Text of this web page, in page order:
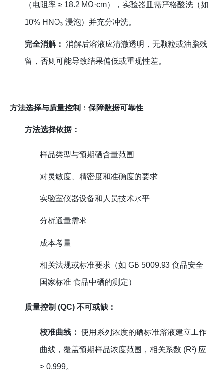
（电阻率 ≥ 18.2 MΩ·cm），实验器皿需严格酸洗（如
10% HNO₃ 浸泡）并充分冲洗。
完全消解： 消解后溶液应清澈透明，无颗粒或油脂残
留，否则可能导致结果偏低或重现性差。
方法选择与质量控制：保障数据可靠性
方法选择依据：
样品类型与预期硒含量范围
对灵敏度、精密度和准确度的要求
实验室仪器设备和人员技术水平
分析通量需求
成本考量
相关法规或标准要求（如 GB 5009.93 食品安全
国家标准 食品中硒的测定）
质量控制 (QC) 不可或缺：
校准曲线： 使用系列浓度的硒标准溶液建立工作
曲线，覆盖预期样品浓度范围，相关系数 (R²) 应
> 0.999。